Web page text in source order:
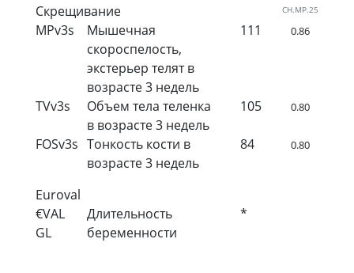
Скрещивание CH.MP.25
MPv3s
Мышечная
скороспелость,
экстерьер телят в
возрасте 3 недель
111 0.86
TVv3s
Объем тела теленка
в возрасте 3 недель
105 0.80
FOSv3s Тонкость кости в
возрасте 3 недель
84 0.80
Euroval
€VAL
GL
Длительность
беременности
*